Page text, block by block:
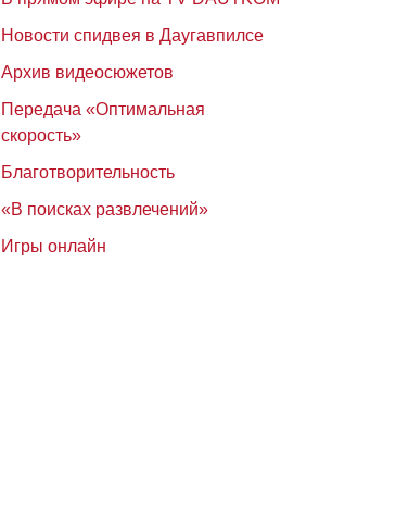
Новости спидвея в Даугавпилсе
Архив видеосюжетов
Передача «Оптимальная
скорость»
Благотворительность
«В поисках развлечений»
Игры онлайн